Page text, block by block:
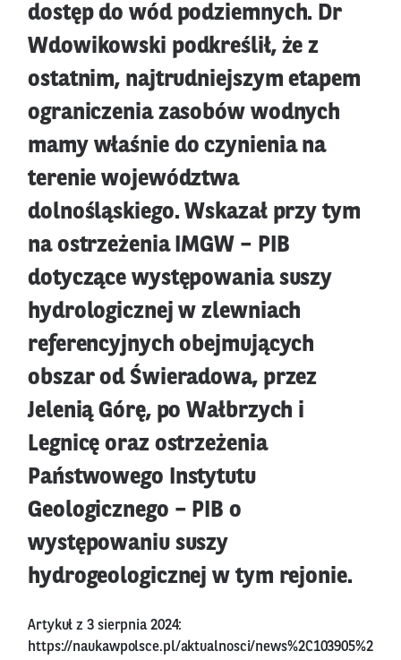
dostęp do wód podziemnych. Dr
Wdowikowski podkreślił, że z
ostatnim, najtrudniejszym etapem
ograniczenia zasobów wodnych
mamy właśnie do czynienia na
terenie województwa
dolnośląskiego. Wskazał przy tym
na ostrzeżenia IMGW – PIB
dotyczące występowania suszy
hydrologicznej w zlewniach
referencyjnych obejmujących
obszar od Świeradowa, przez
Jelenią Górę, po Wałbrzych i
Legnicę oraz ostrzeżenia
Państwowego Instytutu
Geologicznego – PIB o
występowaniu suszy
hydrogeologicznej w tym rejonie.
Artykuł z 3 sierpnia 2024:
https://naukawpolsce.pl/aktualnosci/news%2C103905%2